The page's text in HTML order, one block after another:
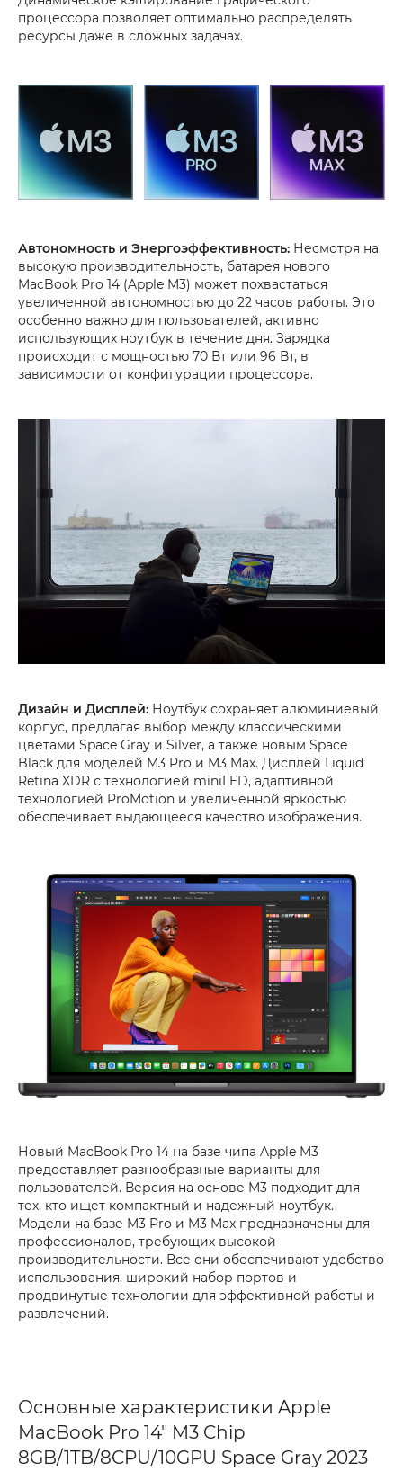
процессора позволяет оптимально распределять
ресурсы даже в сложных задачах.
Автономность и Энергоэффективность: Несмотря на
высокую производительность, батарея нового
MacBook Pro 14 (Apple M3) может похвастаться
увеличенной автономностью до 22 часов работы. Это
особенно важно для пользователей, активно
использующих ноутбук в течение дня. Зарядка
происходит с мощностью 70 Вт или 96 Вт, в
зависимости от конфигурации процессора.
Дизайн и Дисплей: Ноутбук сохраняет алюминиевый
корпус, предлагая выбор между классическими
цветами Space Gray и Silver, а также новым Space
Black для моделей M3 Pro и M3 Max. Дисплей Liquid
Retina XDR с технологией miniLED, адаптивной
технологией ProMotion и увеличенной яркостью
обеспечивает выдающееся качество изображения.
Новый MacBook Pro 14 на базе чипа Apple M3
предоставляет разнообразные варианты для
пользователей. Версия на основе M3 подходит для
тех, кто ищет компактный и надежный ноутбук.
Модели на базе M3 Pro и M3 Max предназначены для
профессионалов, требующих высокой
производительности. Все они обеспечивают удобство
использования, широкий набор портов и
продвинутые технологии для эффективной работы и
развлечений.
Основные характеристики Apple
MacBook Pro 14" M3 Chip
8GB/1TB/8CPU/10GPU Space Gray 2023